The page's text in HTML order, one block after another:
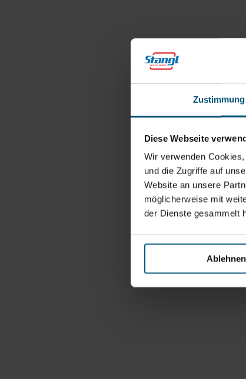
Zustimmung
Diese Webseite
Wir verwenden
und die Zugriffe auf
Website an unsere
möglicherweise mit
der Dienste gesammelt
Ablehnen